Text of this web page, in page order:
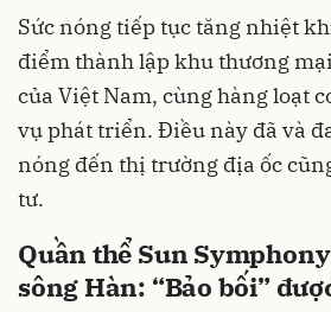
Sức nóng tiếp tục tăng nhiệt
điểm thành lập khu thương
của Việt Nam, cùng hàng loạt
vụ phát triển. Điều này đã và
nóng đến thị trường địa ốc
tư.
Quần thể Sun
sông Hàn: “Bảo bối”